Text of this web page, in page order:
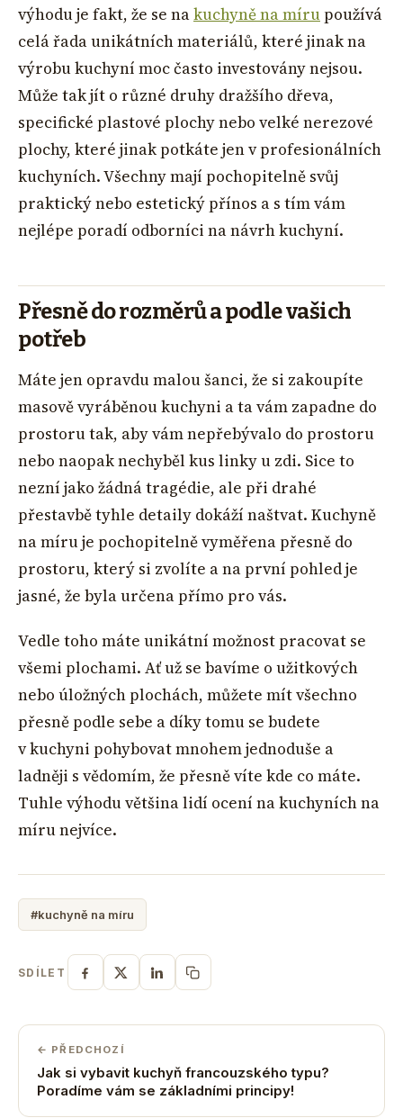
výhodu je fakt, že se nakuchyně na mírupoužívá
celá řada unikátních materiálů, které jinak na
výrobu kuchyní moc často investovány nejsou.
Může tak jít o různé druhy dražšího dřeva,
specifické plastové plochy nebo velké nerezové
plochy, které jinak potkáte jen v profesionálních
kuchyních. Všechny mají pochopitelně svůj
praktický nebo estetický přínos a s tím vám
nejlépe poradí odborníci na návrh kuchyní.
Přesně do rozměrů a podle vašich
potřeb
Máte jen opravdu malou šanci, že si zakoupíte
masově vyráběnou kuchyni a ta vám zapadne do
prostoru tak, aby vám nepřebývalo do prostoru
nebo naopak nechyběl kus linky u zdi. Sice to
nezní jako žádná tragédie, ale při drahé
přestavbě tyhle detaily dokáží naštvat. Kuchyně
na míru je pochopitelně vyměřena přesně do
prostoru, který si zvolíte a na první pohled je
jasné, že byla určena přímo pro vás.
Vedle toho máte unikátní možnost pracovat se
všemi plochami. Ať už se bavíme o užitkových
nebo úložných plochách, můžete mít všechno
přesně podle sebe a díky tomu se budete
v kuchyni pohybovat mnohem jednoduše a
ladněji s vědomím, že přesně víte kde co máte.
Tuhle výhodu většina lidí ocení na kuchyních na
míru nejvíce.
#kuchyně na míru
SDÍLET
← PŘEDCHOZÍ
Jak si vybavit kuchyň francouzského typu?
Poradíme vám se základními principy!